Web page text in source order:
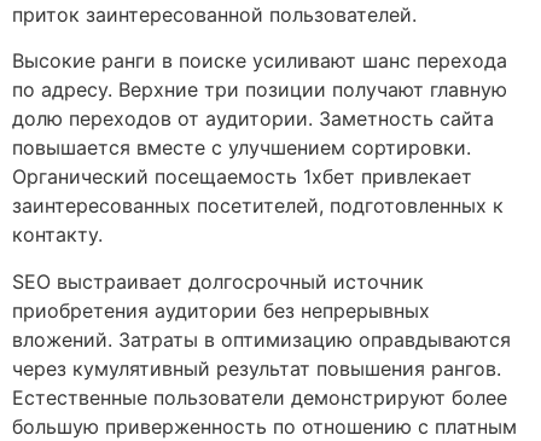
приток заинтересованной пользователей.
Высокие ранги в поиске усиливают шанс перехода
по адресу. Верхние три позиции получают главную
долю переходов от аудитории. Заметность сайта
повышается вместе с улучшением сортировки.
Органический посещаемость 1хбет привлекает
заинтересованных посетителей, подготовленных к
контакту.
SEO выстраивает долгосрочный источник
приобретения аудитории без непрерывных
вложений. Затраты в оптимизацию оправдываются
через кумулятивный результат повышения рангов.
Естественные пользователи демонстрируют более
большую приверженность по отношению с платным